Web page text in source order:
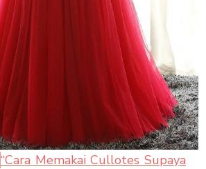
“Cara Memakai Cullotes Supaya